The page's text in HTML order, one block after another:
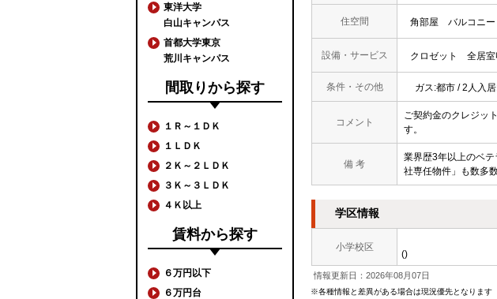
住空間 角部屋 バルコニー
設備・サービス クロゼット 全居
条件・その他 ガス:都市 / 2人入
コメント
ご契約金のクレジッ
す。
備 考
業界歴3年以上のベ
社専任物件」も数多
学区情報
小学校区
()
情報更新日：2026年08月07日
※各種情報と差異がある場合は現況優先となります
東洋大学
白山キャンパス
首都大学東京
荒川キャンパス
間取りから探す
１Ｒ～１ＤＫ
１ＬＤＫ
２Ｋ～２ＬＤＫ
３Ｋ～３ＬＤＫ
４Ｋ以上
賃料から探す
６万円以下
６万円台